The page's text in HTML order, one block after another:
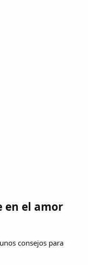
en el amor
consejos para